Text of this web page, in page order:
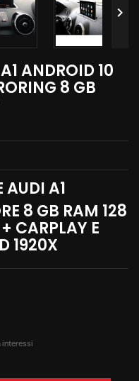

ANDROID 10
8 GB
AUDI A1
8 GB RAM 128
CARPLAY E
1920X
interessi